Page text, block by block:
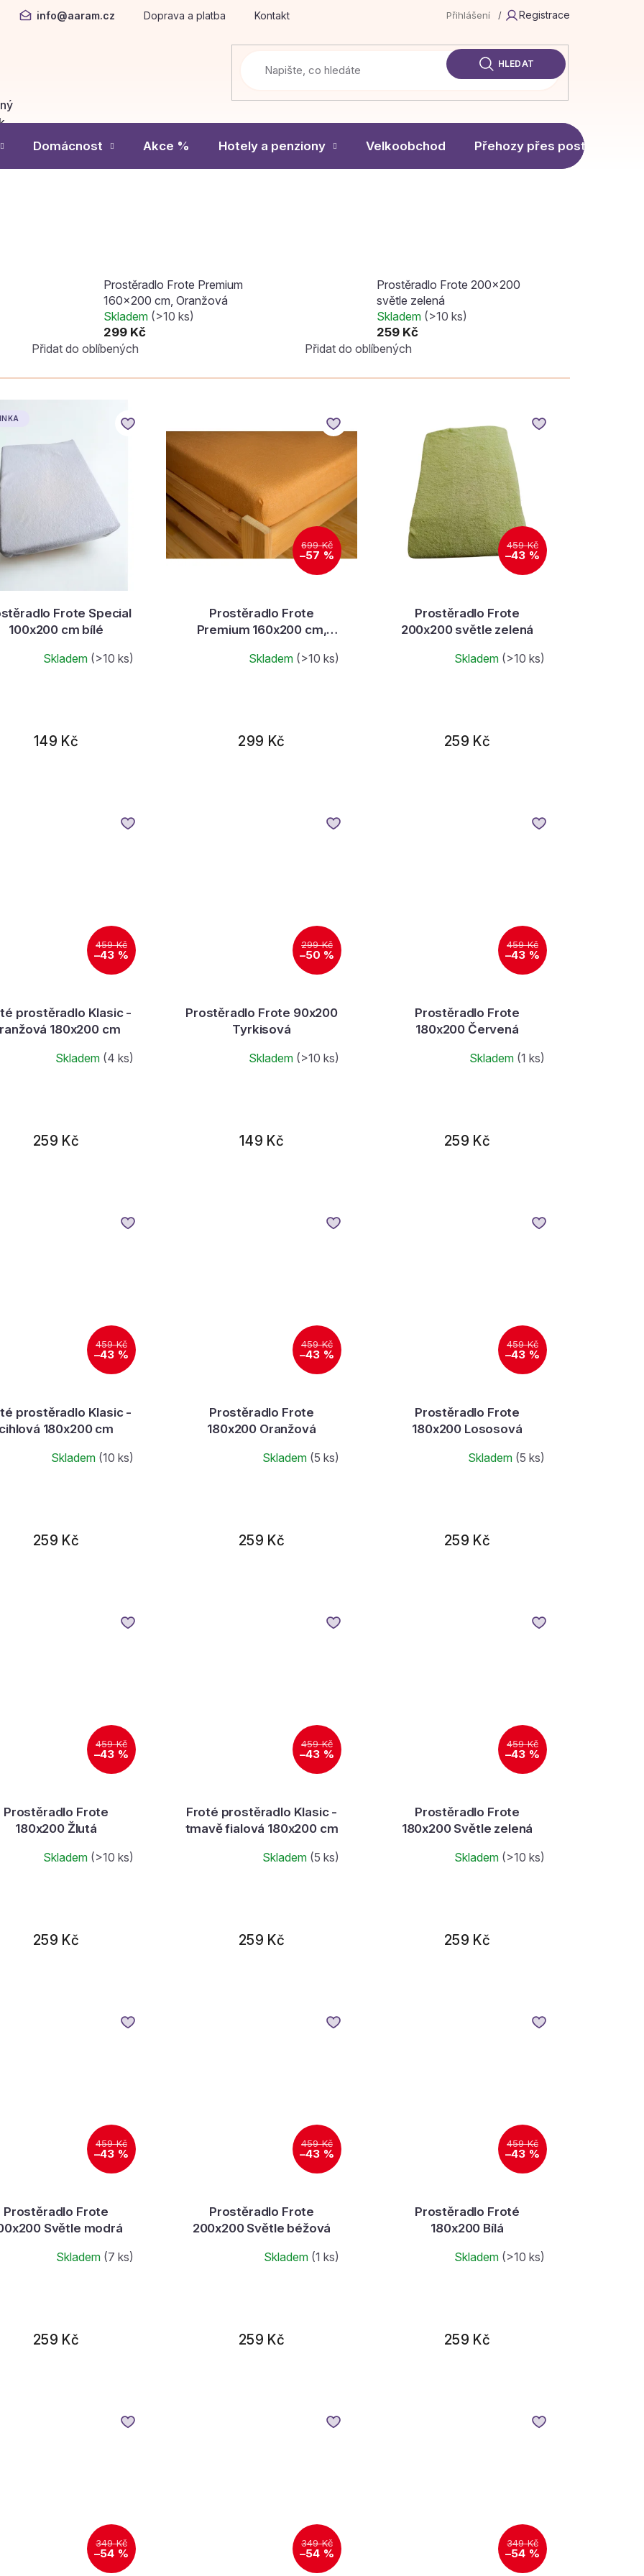
info@aaram.cz Doprava a platba Kontakt Přihlášení / Registrace
HLEDAT
Domácnost
Akce % Hotely a penziony Velkoobchod Přehozy přes postel
Prostěradlo Frote Premium
160x200 cm, Oranžová
Skladem (>10 ks)
299 Kč
Přidat do oblíbených
Prostěradlo Frote 200x200
světle zelená
Skladem (>10 ks)
259 Kč
Přidat do oblíbených
Frote Special
100x200 cm bílé
Skladem (>10 ks)
149 Kč
699 Kč
–57 %
Prostěradlo Frote
Premium 160x200 cm,
Skladem (>10 ks)
299 Kč
459 Kč
–43 %
Prostěradlo Frote
200x200 světle zelená
Skladem (>10 ks)
259 Kč
459 Kč
–43 %
prostěradlo Klasic -
180x200 cm
Skladem (4 ks)
259 Kč
299 Kč
–50 %
Prostěradlo Frote 90x200
Tyrkisová
Skladem (>10 ks)
149 Kč
459 Kč
–43 %
Prostěradlo Frote
180x200 Červená
Skladem (1 ks)
259 Kč
459 Kč
–43 %
prostěradlo Klasic -
180x200 cm
Skladem (10 ks)
259 Kč
459 Kč
–43 %
Prostěradlo Frote
180x200 Oranžová
Skladem (5 ks)
259 Kč
459 Kč
–43 %
Prostěradlo Frote
180x200 Lososová
Skladem (5 ks)
259 Kč
459 Kč
–43 %
Prostěradlo Frote
180x200 Žlutá
Skladem (>10 ks)
259 Kč
459 Kč
–43 %
Froté prostěradlo Klasic -
tmavě fialová 180x200 cm
Skladem (5 ks)
259 Kč
459 Kč
–43 %
Prostěradlo Frote
180x200 Světle zelená
Skladem (>10 ks)
259 Kč
459 Kč
–43 %
Prostěradlo Frote
Světle modrá
Skladem (7 ks)
259 Kč
459 Kč
–43 %
Prostěradlo Frote
200x200 Světle béžová
Skladem (1 ks)
259 Kč
459 Kč
–43 %
Prostěradlo Froté
180x200 Bílá
Skladem (>10 ks)
259 Kč
349 Kč
–54 %
349 Kč
–54 %
349 Kč
–54 %